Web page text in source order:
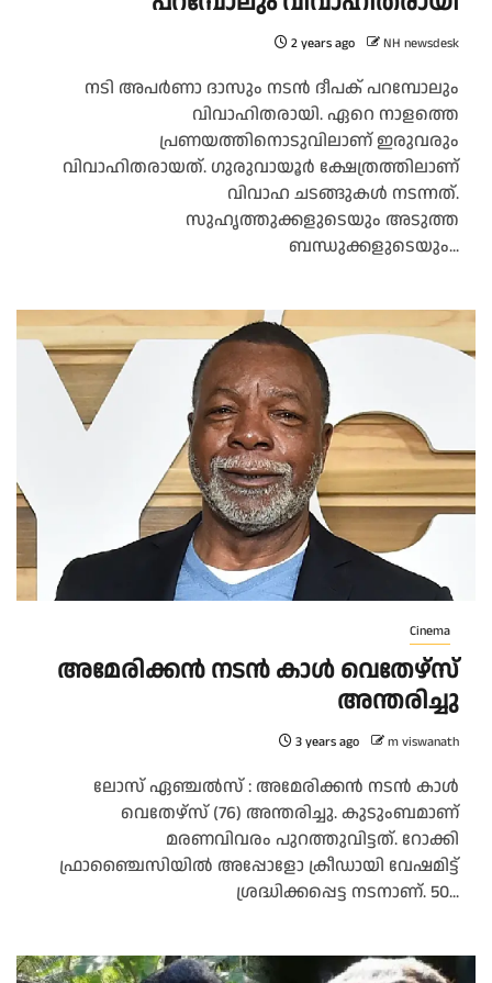
2 years ago NH newsdesk
നടി അപർണാ ദാസും നടൻ ദീപക് പറമ്പോലും
വിവാഹിതരായി. ഏറെ നാളത്തെ
പ്രണയത്തിനൊടുവിലാണ് ഇരുവരും
വിവാഹിതരായത്. ഗുരുവായൂർ ക്ഷേത്രത്തിലാണ്
വിവാഹ ചടങ്ങുകൾ നടന്നത്.
സുഹൃത്തുക്കളുടെയും അടുത്ത
ബന്ധുക്കളുടെയും...
Cinema
അമേരിക്കൻ നടൻ കാൾ വെതേഴ്‌സ്
അന്തരിച്ചു
3 years ago m viswanath
ലോസ് ഏഞ്ചൽസ് : അമേരിക്കൻ നടൻ കാൾ
വെതേഴ്‌സ് (76) അന്തരിച്ചു. കുടുംബമാണ്
മരണവിവരം പുറത്തുവിട്ടത്. റോക്കി
ഫ്രാഞ്ചൈസിയിൽ അപ്പോളോ ക്രീഡായി വേഷമിട്ട്
ശ്രദ്ധിക്കപ്പെട്ട നടനാണ്. 50...